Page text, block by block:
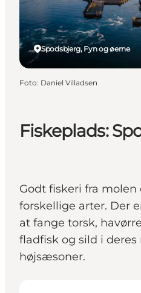
Fiskeplads:
Godt fiskeri fra
forskellige arter. Der
at fange torsk,
fladfisk og sild i deres
højsæsoner.
Spodsbjerg, Fyn og øerne
Foto: Daniel Villadsen